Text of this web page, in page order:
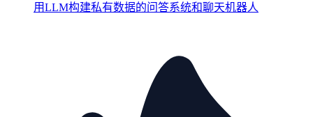
用LLM构建私有数据的问答系统和聊天机器人